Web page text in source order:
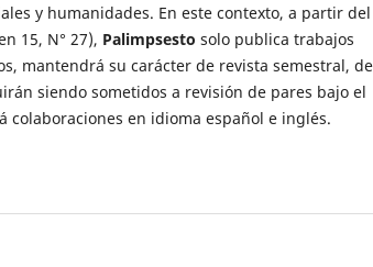
y humanidades. En este contexto, a partir del
15, N° 27), Palimpsesto solo publica trabajos
mantendrá su carácter de revista semestral, de
siendo sometidos a revisión de pares bajo el
colaboraciones en idioma español e inglés.